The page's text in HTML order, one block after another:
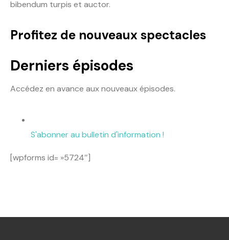
bibendum turpis et auctor.
Profitez de nouveaux spectacles
Derniers épisodes
Accédez en avance aux nouveaux épisodes.
S'abonner au bulletin d'information !
[wpforms id= »5724″]